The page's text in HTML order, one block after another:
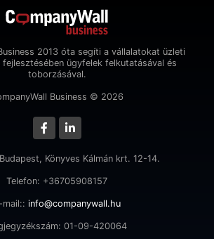
2013 óta segíti a vállalatokat üzleti
fejlesztésében ügyfelek felkutatásával és
toborzásával.
Business © 2026
Könyves Kálmán krt. 12-14.
Telefon: +36705908157
mail:: info@companywall.hu
01-09-420064